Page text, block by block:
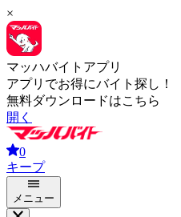
×
マッハバイトアプリ
アプリでお得にバイト探し！
無料ダウンロードはこちら
開く
0
キープ
メニュー